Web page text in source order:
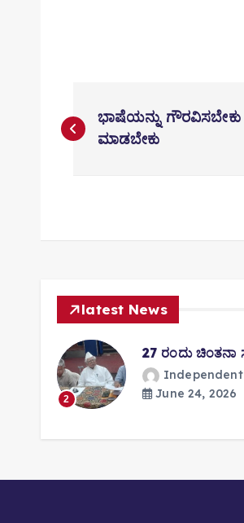
o
s
a
t
o
n
ಭಾಷೆಯನ್ನು
ಮಾಡಬೇಕು
latest News
2
27 ರಂದು ಚಿಂತನಾ
June 24, 2026